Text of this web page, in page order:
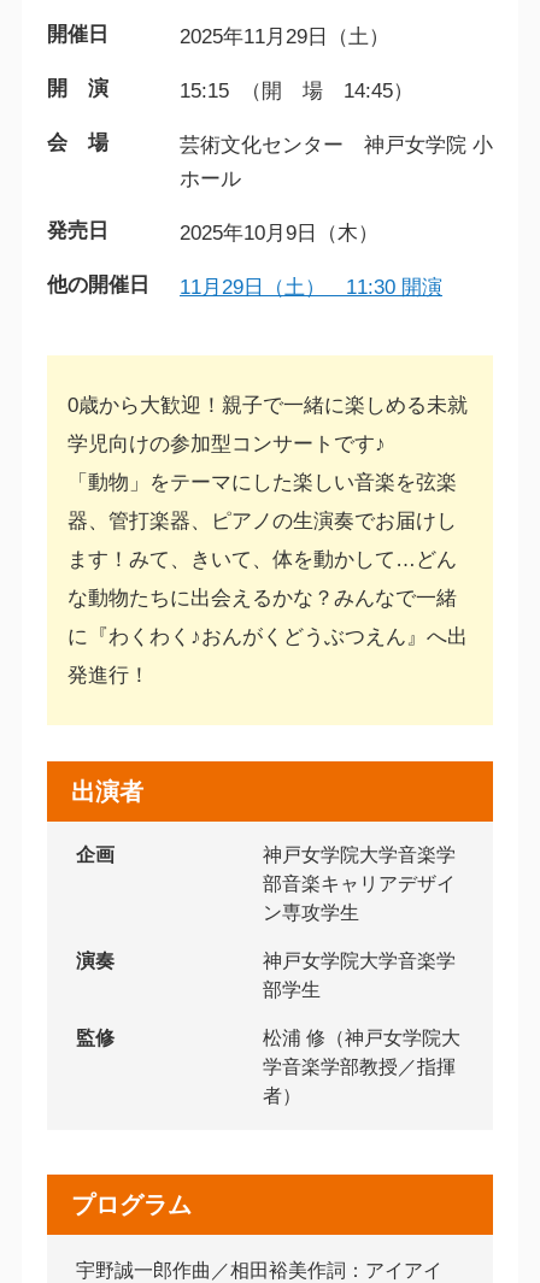
開催日 2025年11月29日（土）
開 演 15:15 （開 場 14:45）
会 場
芸術文化センター 神戸女学院 小
ホール
発売日 2025年10月9日（木）
他の開催日 11月29日（土） 11:30 開演
0歳から大歓迎！親子で一緒に楽しめる未就
学児向けの参加型コンサートです♪
「動物」をテーマにした楽しい音楽を弦楽
器、管打楽器、ピアノの生演奏でお届けし
ます！みて、きいて、体を動かして…どん
な動物たちに出会えるかな？みんなで一緒
に『わくわく♪おんがくどうぶつえん』へ出
発進行！
出演者
企画
神戸女学院大学音楽学
部音楽キャリアデザイ
ン専攻学生
演奏
神戸女学院大学音楽学
部学生
監修
松浦 修（神戸女学院大
学音楽学部教授／指揮
者）
プログラム
宇野誠一郎作曲／相田裕美作詞：アイアイ